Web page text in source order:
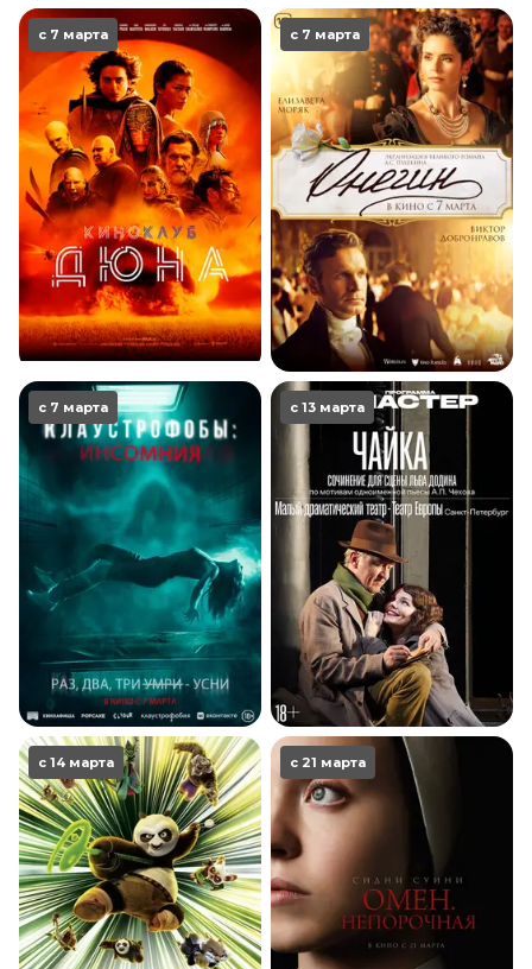
с 7 марта с 7 марта
с 7 марта с 13 марта
с 14 марта с 21 марта